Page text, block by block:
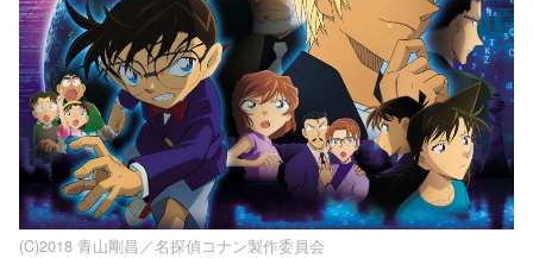
(C)2018 青山剛昌／名探偵コナン製作委員会